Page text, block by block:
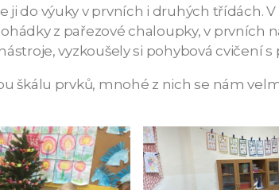
ji do výuky v prvních i druhých třídách.
z pařezové chaloupky, v prvních
vyzkoušely si pohybová cvičení
škálu prvků, mnohé z nich se nám